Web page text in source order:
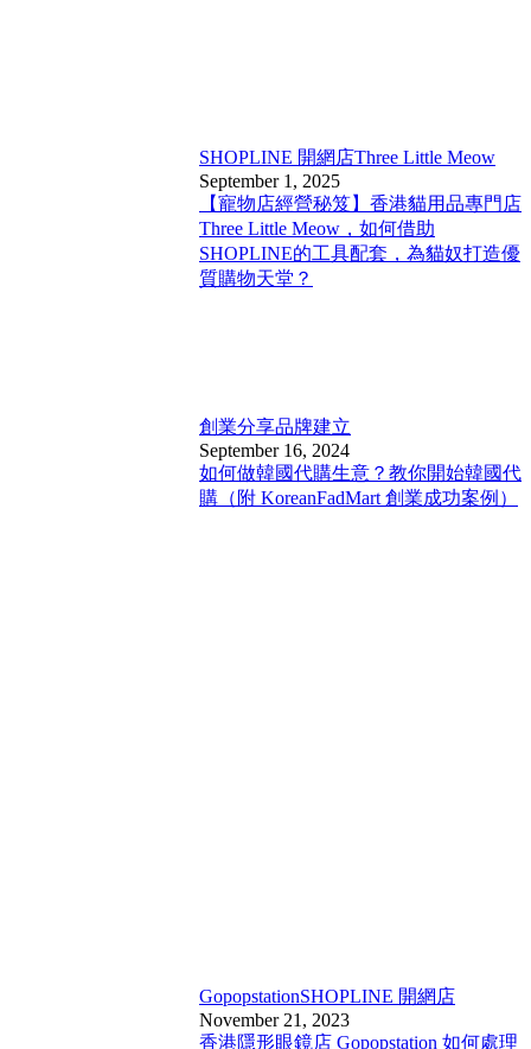
SHOPLINE 開網店Three Little Meow
September 1, 2025
【寵物店經營秘笈】香港貓用品專門店
Three Little Meow，如何借助
SHOPLINE的工具配套，為貓奴打造優
質購物天堂？
創業分享品牌建立
September 16, 2024
如何做韓國代購生意？教你開始韓國代
購（附 KoreanFadMart 創業成功案例）
GopopstationSHOPLINE 開網店
November 21, 2023
香港隱形眼鏡店 Gopopstation 如何處理